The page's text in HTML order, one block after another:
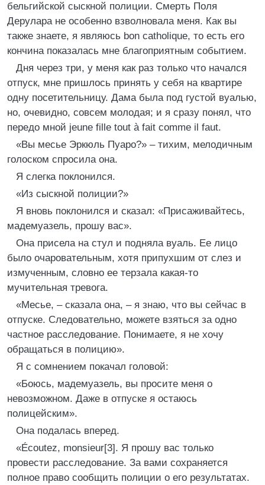
бельгийской сыскной полиции. Смерть Поля
Дерулара не особенно взволновала меня. Как вы
также знаете, я являюсь bon catholique, то есть его
кончина показалась мне благоприятным событием.
Дня через три, у меня как раз только что начался
отпуск, мне пришлось принять у себя на квартире
одну посетительницу. Дама была под густой вуалью,
но, очевидно, совсем молодая; и я сразу понял, что
передо мной jeune fille tout à fait comme il faut.
«Вы месье Эркюль Пуаро?» – тихим, мелодичным
голоском спросила она.
Я слегка поклонился.
«Из сыскной полиции?»
Я вновь поклонился и сказал: «Присаживайтесь,
мадемуазель, прошу вас».
Она присела на стул и подняла вуаль. Ее лицо
было очаровательным, хотя припухшим от слез и
измученным, словно ее терзала какая-то
мучительная тревога.
«Месье, – сказала она, – я знаю, что вы сейчас в
отпуске. Следовательно, можете взяться за одно
частное расследование. Понимаете, я не хочу
обращаться в полицию».
Я с сомнением покачал головой:
«Боюсь, мадемуазель, вы просите меня о
невозможном. Даже в отпуске я остаюсь
полицейским».
Она подалась вперед.
«Écoutez, monsieur[3]. Я прошу вас только
провести расследование. За вами сохраняется
полное право сообщить полиции о его результатах.